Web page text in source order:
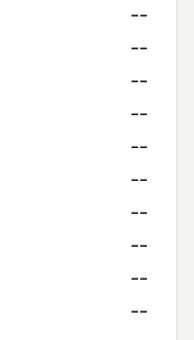
--
--
--
--
--
--
--
--
--
--